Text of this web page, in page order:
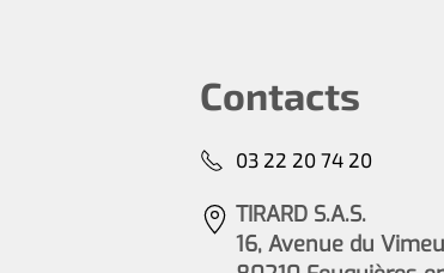
Contacts
03 22 20 74 20
TIRARD S.A.S.
16, Avenue du